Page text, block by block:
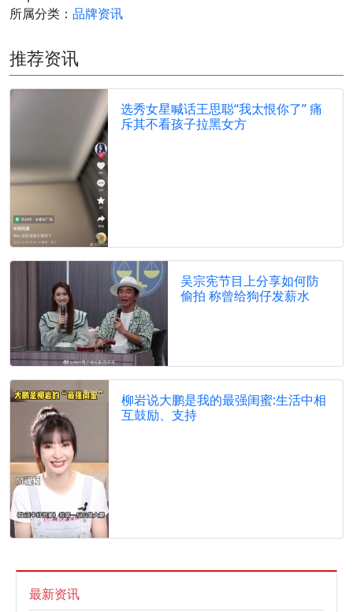
所属分类： 品牌资讯
推荐资讯
选秀女星喊话王思聪“我太恨你了” 痛
斥其不看孩子拉黑女方
吴宗宪节目上分享如何防
偷拍 称曾给狗仔发薪水
柳岩说大鹏是我的最强闺蜜:生活中相
互鼓励、支持
最新资讯